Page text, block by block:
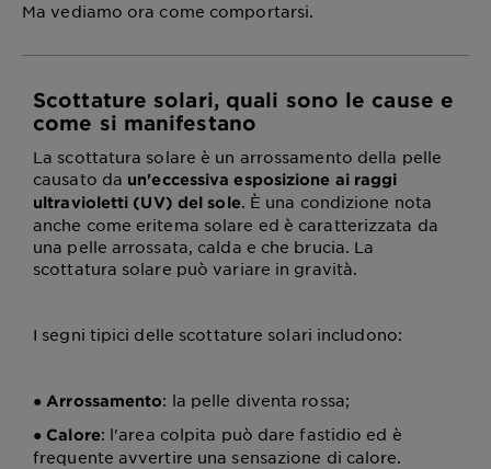
Ma vediamo ora come comportarsi.
Scottature solari, quali sono le cause e
come si manifestano
La scottatura solare è un arrossamento della pelle
causato da un'eccessiva esposizione ai raggi
ultravioletti (UV) del sole. È una condizione nota
anche come eritema solare ed è caratterizzata da
una pelle arrossata, calda e che brucia. La
scottatura solare può variare in gravità.
I segni tipici delle scottature solari includono:
● Arrossamento: la pelle diventa rossa;
● Calore: l'area colpita può dare fastidio ed è
frequente avvertire una sensazione di calore.